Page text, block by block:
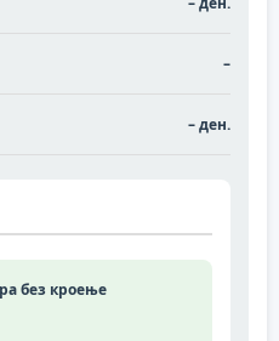
–
– ден.
без кроење